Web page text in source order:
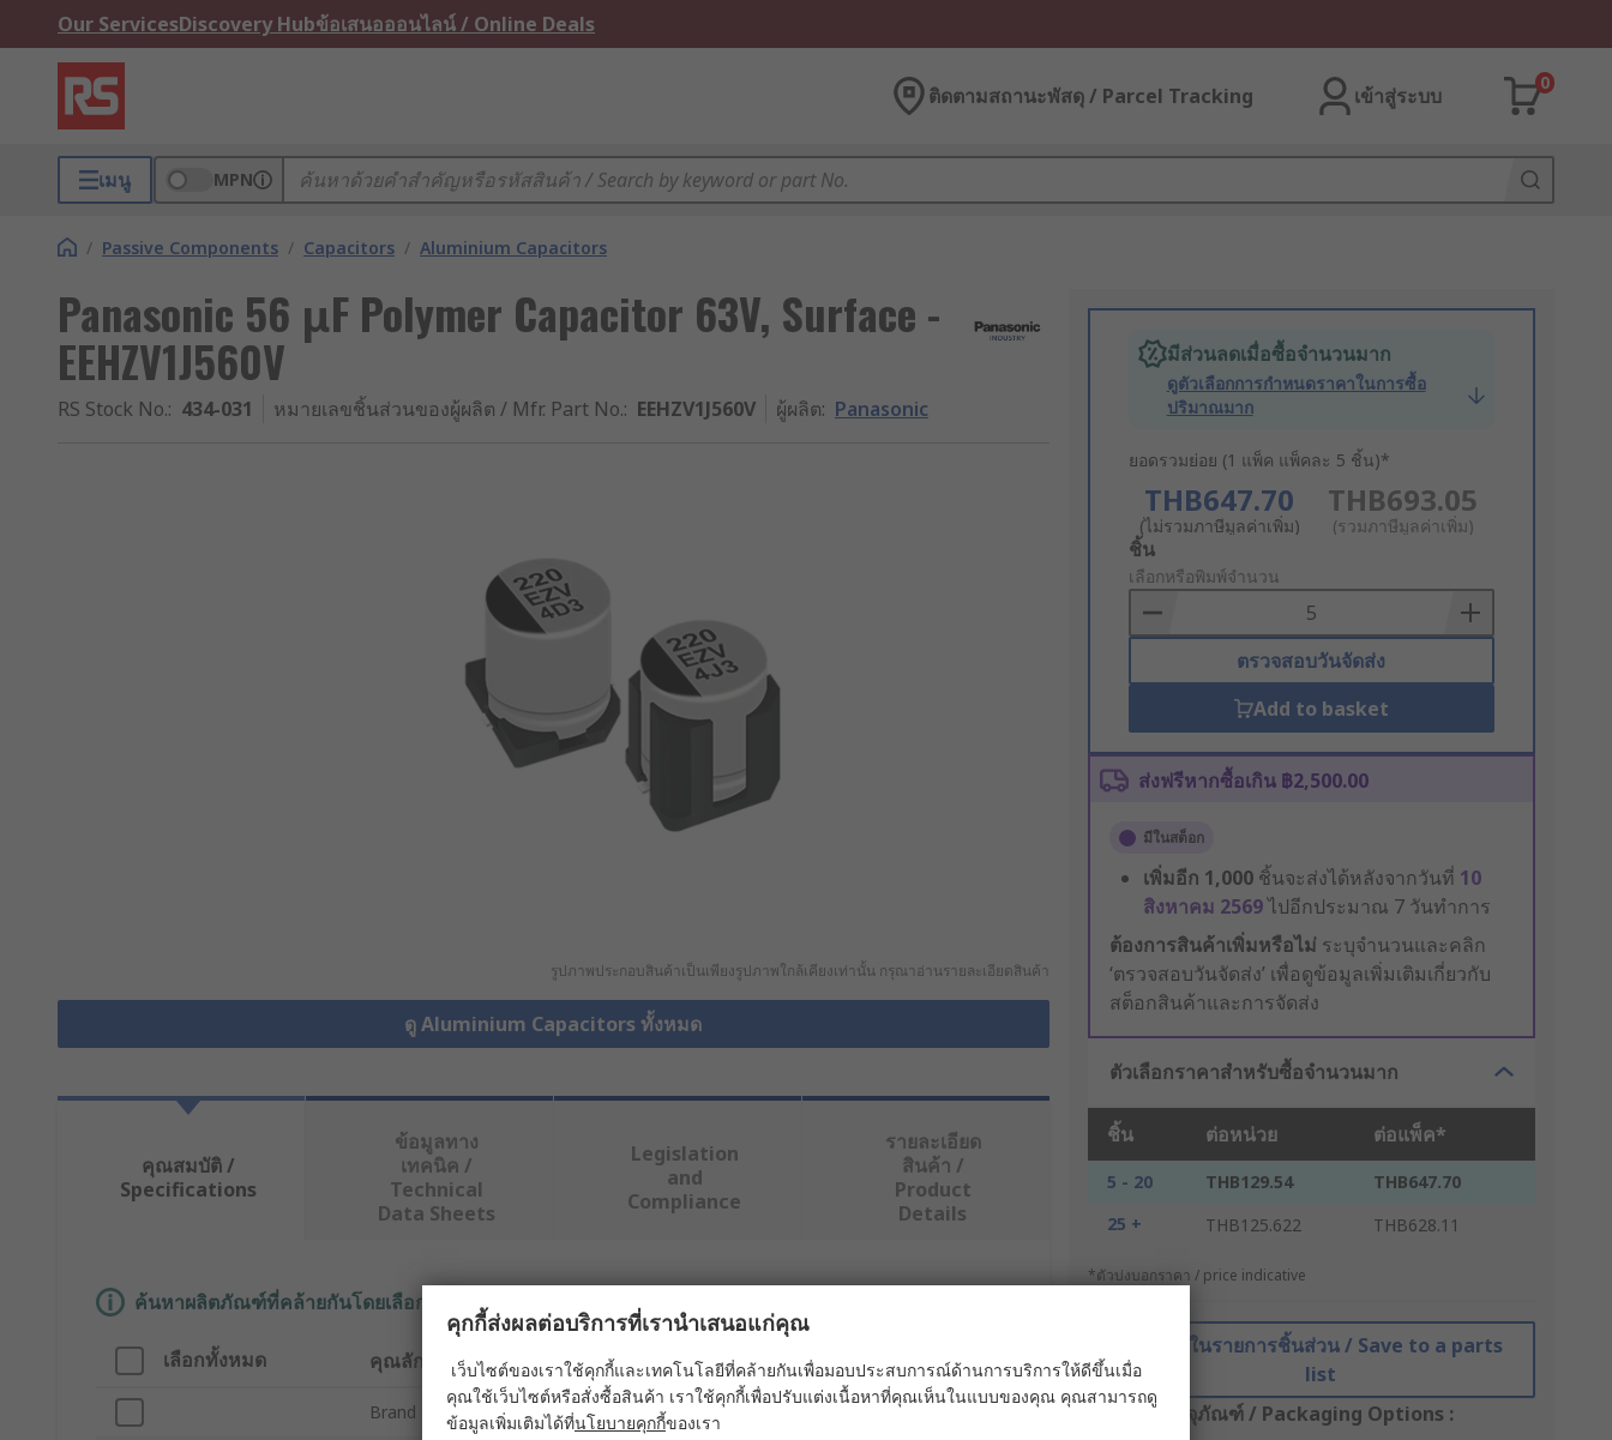
Our ServicesDiscovery Hubข้อเสนอออนไลน์ / Online Deals
ติดตามสถานะพัสดุ / Parcel Tracking เข้าสู่ระบบ
0
เมนู MPN
/ Passive Components / Capacitors / Aluminium Capacitors
Panasonic 56 μF Polymer Capacitor 63V, Surface -
EEHZV1J560V
RS Stock No.: 434-031 หมายเลขชิ้นส่วนของผู้ผลิต / Mfr. Part No.: EEHZV1J560V ผู้ผลิต: Panasonic
รูปภาพประกอบสินค้าเป็นเพียงรูปภาพใกล้เคียงเท่านั้น กรุณาอ่านรายละเอียดสินค้า
ดู Aluminium Capacitors ทั้งหมด
มีส่วนลดเมื่อซื้อจำนวนมาก
ดูตัวเลือกการกำหนดราคาในการซื้อ
ปริมาณมาก
ยอดรวมย่อย (1 แพ็ค แพ็คละ 5 ชิ้น)*
THB647.70
(ไม่รวมภาษีมูลค่าเพิ่ม)
THB693.05
(รวมภาษีมูลค่าเพิ่ม)
Add
to
Basket
ชิ้น
เลือกหรือพิมพ์จำนวน
ตรวจสอบวันจัดส่ง
Add to basket
ส่งฟรีหากซื้อเกิน ฿2,500.00
มีในสต็อก
เพิ่มอีก 1,000 ชิ้นจะส่งได้หลังจากวันที่ 10
สิงหาคม 2569ไปอีกประมาณ 7 วันทำการ
ต้องการสินค้าเพิ่มหรือไม่ ระบุจำนวนและคลิก
‘ตรวจสอบวันจัดส่ง’ เพื่อดูข้อมูลเพิ่มเติมเกี่ยวกับ
สต็อกสินค้าและการจัดส่ง
ตัวเลือกราคาสำหรับซื้อจำนวนมาก
ชิ้น ต่อหน่วย ต่อแพ็ค*
5 - 20 THB129.54
THB647.70
25 +
THB125.622 THB628.11
*ตัวบ่งบอกราคา / price indicative
บันทึกในรายการชิ้นส่วน / Save to a parts
list
ตัวเลือกบรรจุภัณฑ์ / Packaging Options :
คุณสมบัติ /
Specifications
ข้อมูลทาง
เทคนิค /
Technical
Data Sheets
Legislation
and
Compliance
รายละเอียด
สินค้า /
Product
Details
ค้นหาผลิตภัณฑ์ที่คล้ายกันโดยเลือกคุณลักษณะอย่างน้อยหนึ่งรายการ
เลือกทั้งหมด คุณลักษณะ ค่า
Brand
คุกกี้ส่งผลต่อบริการที่เรานำเสนอแก่คุณ
เว็บไซต์ของเราใช้คุกกี้และเทคโนโลยีที่คล้ายกันเพื่อมอบประสบการณ์ด้านการบริการให้ดีขึ้นเมื่อ
คุณใช้เว็บไซต์หรือสั่งซื้อสินค้า เราใช้คุกกี้เพื่อปรับแต่งเนื้อหาที่คุณเห็นในแบบของคุณ คุณสามารถดู
ข้อมูลเพิ่มเติมได้ที่นโยบายคุกกี้ของเรา